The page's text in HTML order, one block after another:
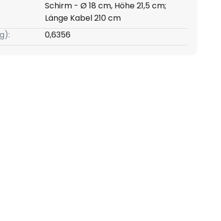
Schirm - Ø 18 cm, Höhe 21,5 cm;
Länge Kabel 210 cm
0,6356